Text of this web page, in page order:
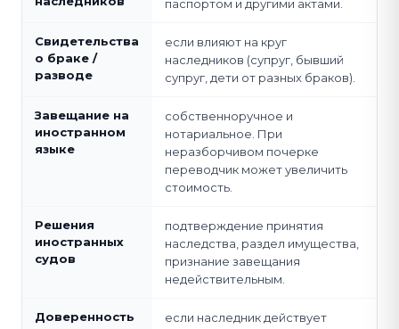
паспортом и другими актами.
Свидетельства
о браке /
разводе
если влияют на круг
наследников (супруг, бывший
супруг, дети от разных браков).
Завещание на
иностранном
языке
собственноручное и
нотариальное. При
неразборчивом почерке
переводчик может увеличить
стоимость.
Решения
иностранных
судов
подтверждение принятия
наследства, раздел имущества,
признание завещания
недействительным.
Доверенность
если наследник действует